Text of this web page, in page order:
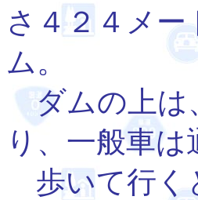
さ４２４メ
ム。
ダムの上は
り、一般車
歩いて行く